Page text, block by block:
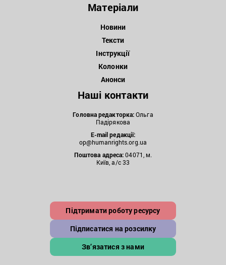
Матеріали
Новини
Тексти
Інструкції
Колонки
Анонси
Наші контакти
Головна редакторка:Ольга
Падірякова
E-mail редакції:
op@humanrights.org.ua
Поштова адреса:04071, м.
Київ, а/с 33
Підтримати роботу ресурсу
Підписатися на розсилку
Зв’язатися з нами